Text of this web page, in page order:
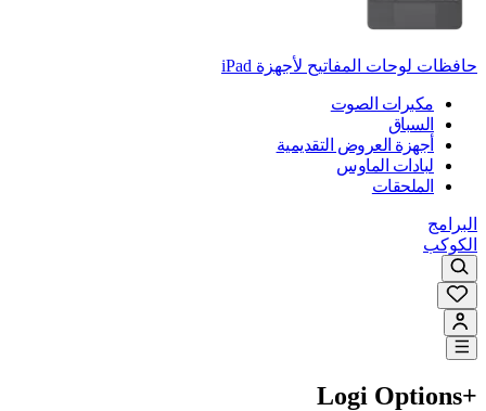
حافظات لوحات المفاتيح لأجهزة ‏iPad
مكبرات الصوت
السباق
أجهزة العروض التقديمية
لبادات الماوس
الملحقات
البرامج
الكوكب
Logi Options+‎‏